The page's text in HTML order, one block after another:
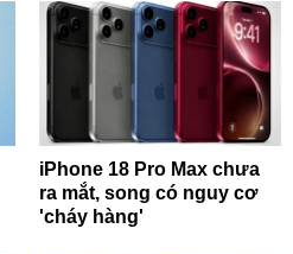
iPhone 18 Pro Max chưa
ra mắt, song có nguy cơ
'cháy hàng'